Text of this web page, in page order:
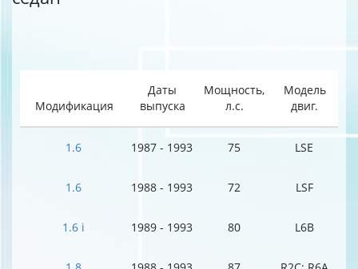
Модификация
Даты
выпуска
Мощность,
л.с.
Модель
двиг.
1.6 1987 - 1993 75 LSE
1.6 1988 - 1993 72 LSF
1.6 i 1989 - 1993 80 L6B